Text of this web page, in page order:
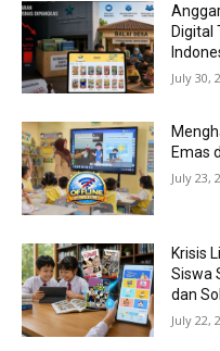
Digital
July 30,
Emas
July 23,
Krisis
Siswa
dan
July 22,